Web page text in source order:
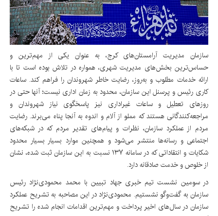
سازمان مدیریت آرامستان‌های کرج، به عنوان یکی از مهم‌ترین و
حساس‌ترین بخش‌های مدیریت شهری، همواره در تلاش بوده است تا با
ارائه خدمات مطلوب و به‌روز، رضایت خاطر شهروندان را فراهم کند. ساعات
کاری رئیس و پرسنل این سازمان، محدود به زمان اداری نیست؛ آنها حتی در
روزهای تعطیل و ساعات غیراداری نیز پاسخگوی نیاز شهروندان و
مراجعه‌کنندگانی هستند که مملو از آلام و اندوه به آنجا پناه می‌برند. رضایت
مردم از عملکرد سازمان، نظرات و پیام‌های تقدیر مردم که در شبکه‌های
اجتماعی و رسانه‌ها منتشر می‌شود و همچنین موارد بسیار بسیار محدود
شکایات و انتقاداتی که در سامانه ۱۳۷ نسبت به این سازمان ثبت شده، نشان
از خلوص و خدمت صادقانه دارد.
در سومین نشست تیم خبری جهاد تبیین با محمد محمودی‌نژاد رئیس
سازمان به گفت‌وگو نشستیم. محمودی‌نژاد در این مصاحبه به تشریح عملکرد
سازمان در سال‌های اخیر پرداخت و مهم‌ترین اقدامات انجام شده را تشریح